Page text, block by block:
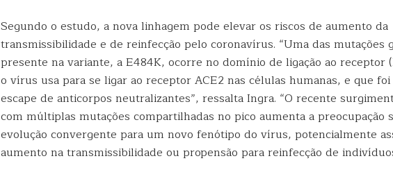
Segundo o estudo, a nova linhagem pode elevar os riscos de aumento da
transmissibilidade e de reinfecção pelo coronavírus. “Uma das mutações
presente na variante, a E484K, ocorre no domínio de ligação ao receptor
o vírus usa para se ligar ao receptor ACE2 nas células humanas, e que foi
escape de anticorpos neutralizantes”, ressalta Ingra. “O recente
com múltiplas mutações compartilhadas no pico aumenta a preocupação
evolução convergente para um novo fenótipo do vírus, potencialmente
aumento na transmissibilidade ou propensão para reinfecção de